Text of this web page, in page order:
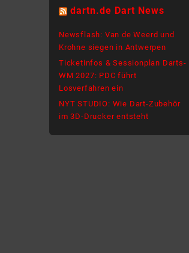
dartn.de Dart News
Newsflash: Van de Weerd und
Krohne siegen in Antwerpen
Ticketinfos & Sessionplan Darts-
WM 2027: PDC führt
Losverfahren ein
NYT STUDIO: Wie Dart-Zubehör
im 3D-Drucker entsteht